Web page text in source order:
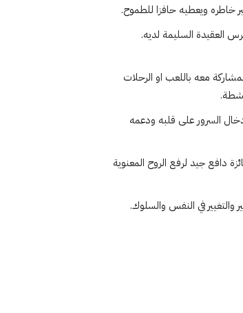
خاطره ويعطيه حافزا للطموح.
العقيدة السليمة لديه.
معه باللعب او الرحلات
السرور على قلبه ودعمه
دافع جيد لرفع الروح المعنوية
والتغيير في النفس والسلوك.